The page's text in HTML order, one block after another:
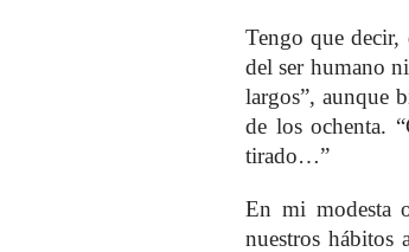
Tengo que
del ser humano
largos”, aunque
de los ochenta.
tirado…”
En mi modesta
nuestros hábitos